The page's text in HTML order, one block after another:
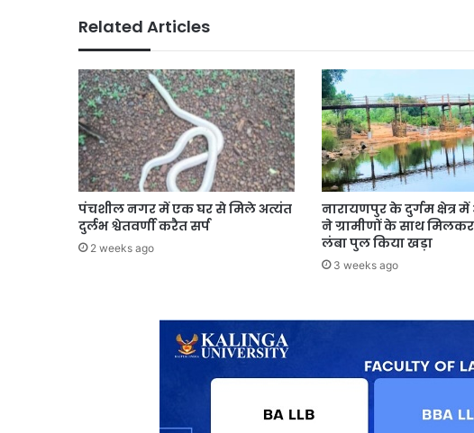
Related Articles
पंचशील नगर में एक घर से मिले अत्यंत
दुर्लभ श्वेतवर्णी करैत सर्प
2 weeks ago
नारायणपुर के दुर्गम क्षेत्र
ने ग्रामीणों के साथ
लंबा पुल किया खड़ा
3 weeks ago